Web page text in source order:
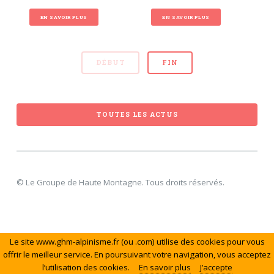
EN SAVOIR PLUS EN SAVOIR PLUS
DÉBUT FIN
TOUTES LES ACTUS
© Le Groupe de Haute Montagne. Tous droits réservés.
Le site www.ghm-alpinisme.fr (ou .com) utilise des cookies pour vous
offrir le meilleur service. En poursuivant votre navigation, vous acceptez
l’utilisation des cookies.
En savoir plus J’accepte